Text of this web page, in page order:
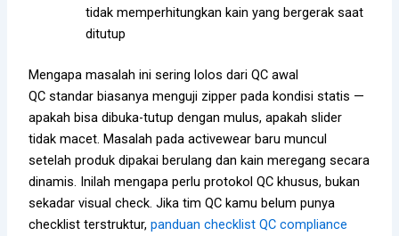
tidak memperhitungkan kain yang bergerak saat
ditutup
Mengapa masalah ini sering lolos dari QC awal
QC standar biasanya menguji zipper pada kondisi statis —
apakah bisa dibuka-tutup dengan mulus, apakah slider
tidak macet. Masalah pada activewear baru muncul
setelah produk dipakai berulang dan kain meregang secara
dinamis. Inilah mengapa perlu protokol QC khusus, bukan
sekadar visual check. Jika tim QC kamu belum punya
checklist terstruktur,panduan checklist QC compliance